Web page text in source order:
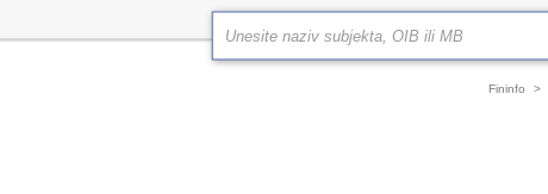
Fininfo >